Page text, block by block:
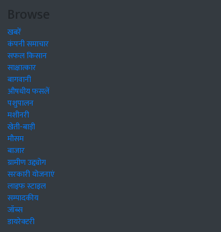
Browse
खबरें
कंपनी समाचार
सफल किसान
साक्षात्कार
बागवानी
औषधीय फसलें
पशुपालन
मशीनरी
खेती-बाड़ी
मौसम
बाजार
ग्रामीण उद्द्योग
सरकारी योजनाएं
लाइफ स्टाइल
सम्पादकीय
जॉब्स
डायरेक्टरी